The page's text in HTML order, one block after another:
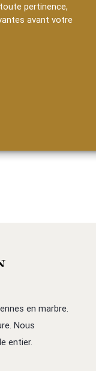
pertinence,
avant votre
en marbre.
Nous
entier.